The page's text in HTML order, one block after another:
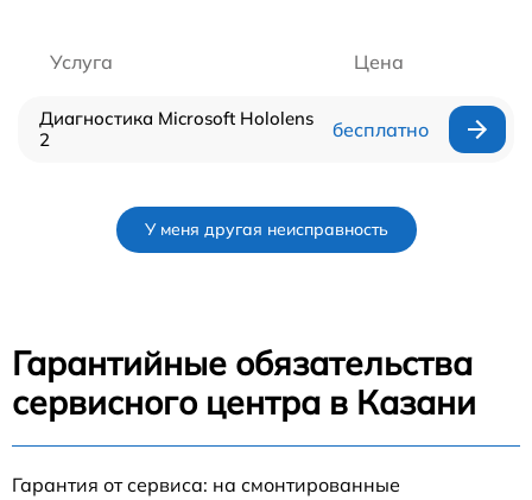
Услуга Цена
Диагностика Microsoft Hololens
2
бесплатно
У меня другая неисправность
Гарантийные обязательства
сервисного центра в Казани
Гарантия от сервиса: на смонтированные